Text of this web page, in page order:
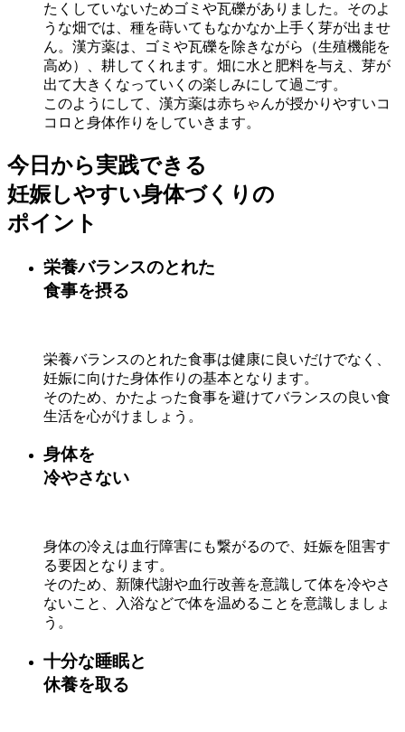
たくしていないためゴミや瓦礫がありました。そのよ
うな畑では、種を蒔いてもなかなか上手く芽が出ませ
ん。漢方薬は、ゴミや瓦礫を除きながら（生殖機能を
高め）、耕してくれます。畑に水と肥料を与え、芽が
出て大きくなっていくの楽しみにして過ごす。
このようにして、漢方薬は赤ちゃんが授かりやすいコ
コロと身体作りをしていきます。
今日から実践できる
妊娠しやすい身体づくりの
ポイント
栄養バランスのとれた
食事を摂る
栄養バランスのとれた食事は健康に良いだけでなく、
妊娠に向けた身体作りの基本となります。
そのため、かたよった食事を避けてバランスの良い食
生活を心がけましょう。
身体を
冷やさない
身体の冷えは血行障害にも繋がるので、妊娠を阻害す
る要因となります。
そのため、新陳代謝や血行改善を意識して体を冷やさ
ないこと、入浴などで体を温めることを意識しましょ
う。
十分な睡眠と
休養を取る